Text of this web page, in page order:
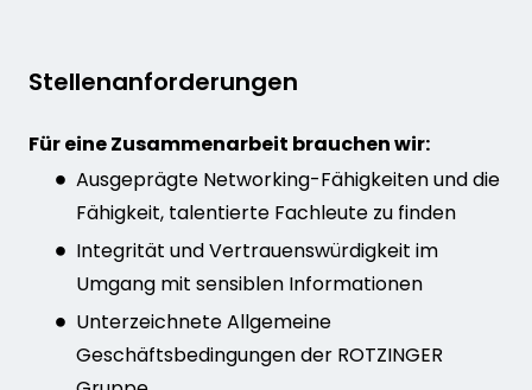
Stellenanforderungen
Für eine Zusammenarbeit brauchen wir:
Ausgeprägte Networking-Fähigkeiten und die
Fähigkeit, talentierte Fachleute zu finden
Integrität und Vertrauenswürdigkeit im
Umgang mit sensiblen Informationen
Unterzeichnete Allgemeine
Geschäftsbedingungen der ROTZINGER